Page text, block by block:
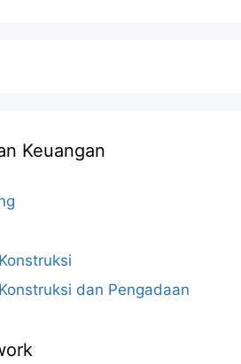
Keuangan
dan Pengadaan